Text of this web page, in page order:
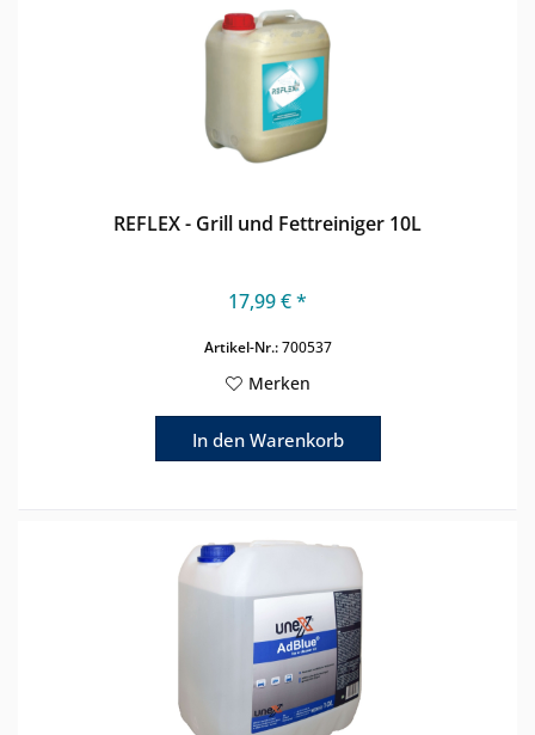
REFLEX - Grill und Fettreiniger 10L
17,99 € *
Artikel-Nr.:700537
Merken
In den Warenkorb